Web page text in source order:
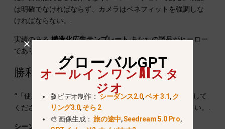
は明確でなければならず、カメラはベネフィットを強調しな
ければならない。.
実績のある構造化広告テンプレートあなたの製品がヒーロー
であり続けるために。.
勝利のテンプレート
“「使用する画像1を正確な製品リファレンスとして使用して
ください。商品名]のプレミアム8秒CMを作成してください。.
シーン1 きれいな反射面のクローズアップ。.
グローバルGPT
オールインワンAIスタ
ジオ
🎬 ビデオ制作：シーダンス2.0,ベオ 3.1,ク
リング3.0,そら 2
🎨 画像生成：旅の途中,Seedream 5.0 Pro,